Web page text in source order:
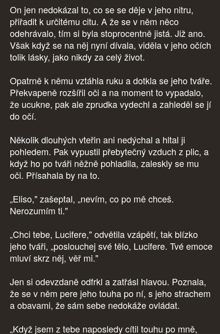
On jen nedokázal to, co se se děje v jeho nitru,
přiřadit k určitému citu. A že se v něm něco
odehrávalo, tím si byla stoprocentně jistá. Již ano.
Však když se na něj nyní dívala, viděla v jeho očích
tolik lásky, jako nikdy za celý život.
Opatrně k němu vztáhla ruku a dotkla se jeho tváře.
Překvapeně rozšířil oči a na moment to vypadalo,
že ucukne, pak ale zprudka vydechl a zahleděl se jí
do očí.
Několik dlouhých vteřin ani nedýchal a hltal ji
pohledem. Pak vypustil přebytečný vzduch z plic, a
když ho po tváři něžně pohladila, zaleskly se mu
oči. Přísahala by na to.
„Eliso," zašeptal, „nevím, co po mě chceš.
Nerozumím ti."
„Chci tebe, Lucifere," odvětila vzápětí, tak blízko
jeho tváři, „poslouchej své tělo, Lucifere. Tvé emoce
mluví skrz něj, věř mi."
Jen si odevzdaně odfrkl a zatřásl hlavou. Poznala,
že se v něm pere jeho touha po ní, s jeho strachem
a obavami, že sám sebe nedokáže ovládat.
„Když jsem z tebe naposledy cítil touhu po mně,